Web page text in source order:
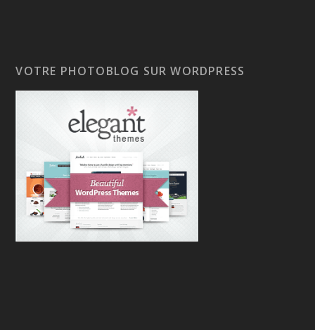
VOTRE PHOTOBLOG SUR WORDPRESS